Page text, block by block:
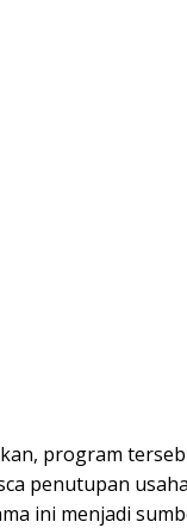
program
penutupan
ini menjadi